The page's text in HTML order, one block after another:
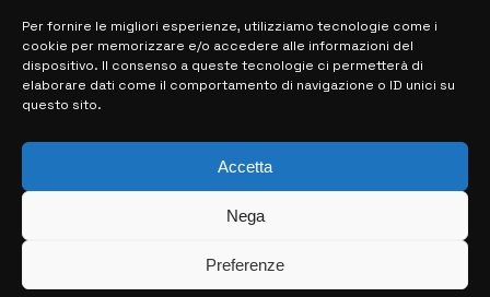
Per fornire le migliori esperienze, utilizziamo tecnologie come i
cookie per memorizzare e/o accedere alle informazioni del
dispositivo. Il consenso a queste tecnologie ci permetterà di
elaborare dati come il comportamento di navigazione o ID unici su
questo sito.
Accetta
Nega
Preferenze
MAPPA DEL SITO
> NOTIZIE
> CONTATTI